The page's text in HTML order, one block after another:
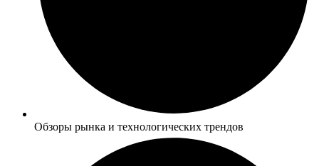
Обзоры рынка и технологических трендов